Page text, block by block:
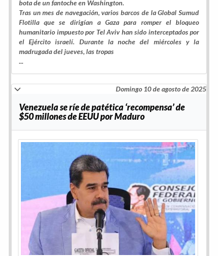
bota de un fantoche en Washington.
Tras un mes de navegación, varios barcos de la Global Sumud
Flotilla que se dirigían a Gaza para romper el bloqueo
humanitario impuesto por Tel Aviv han sido interceptados por
el Ejército israelí. Durante la noche del miércoles y la
madrugada del jueves, las tropas
...
Domingo 10 de agosto de 2025
Venezuela se ríe de patética ‘recompensa’ de
$50 millones de EEUU por Maduro